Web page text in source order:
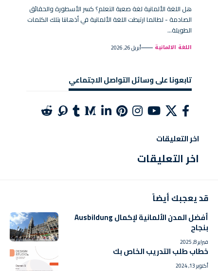
هل اللغة الألمانية لغة صعبة التعلم؟ كسر الأسطورة والحقائق
الصادمة - لطالما ارتبطت اللغة الألمانية في أذهاننا بتلك الكلمات
الطويلة…
اللغة الالمانية أبريل 26, 2026
تابعونا على وسائل التواصل الاجتماعي
اخر التعليقات
اخر التعليقات
قد يعجبك أيضاً
أفضل المدن الألمانية لإكمال Ausbildung
بنجاح
فبراير 8, 2025
خطاب طلب التدريب الخاص بك
أكتوبر 13, 2024